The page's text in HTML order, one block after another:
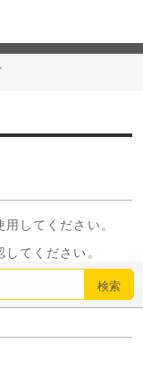
してください。
てください。
検索